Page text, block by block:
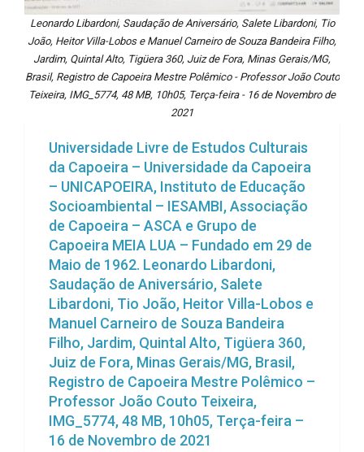
Leonardo Libardoni, Saudação de Aniversário, Salete Libardoni, Tio
João, Heitor Villa-Lobos e Manuel Carneiro de Souza Bandeira Filho,
Jardim, Quintal Alto, Tigüera 360, Juiz de Fora, Minas Gerais/MG,
Brasil, Registro de Capoeira Mestre Polêmico - Professor João Couto
Teixeira, IMG_5774, 48 MB, 10h05, Terça-feira - 16 de Novembro de
2021
Universidade Livre de Estudos Culturais
da Capoeira – Universidade da Capoeira
– UNICAPOEIRA, Instituto de Educação
Socioambiental – IESAMBI, Associação
de Capoeira – ASCA e Grupo de
Capoeira MEIA LUA – Fundado em 29 de
Maio de 1962. Leonardo Libardoni,
Saudação de Aniversário, Salete
Libardoni, Tio João, Heitor Villa-Lobos e
Manuel Carneiro de Souza Bandeira
Filho, Jardim, Quintal Alto, Tigüera 360,
Juiz de Fora, Minas Gerais/MG, Brasil,
Registro de Capoeira Mestre Polêmico –
Professor João Couto Teixeira,
IMG_5774, 48 MB, 10h05, Terça-feira –
16 de Novembro de 2021